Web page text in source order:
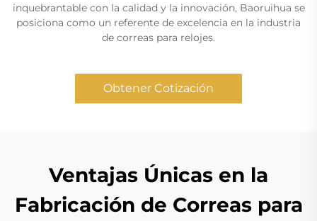
inquebrantable con la calidad y la innovación, Baoruihua se
posiciona como un referente de excelencia en la industria
de correas para relojes.
Obtener Cotización
Ventajas Únicas en la
Fabricación de Correas para